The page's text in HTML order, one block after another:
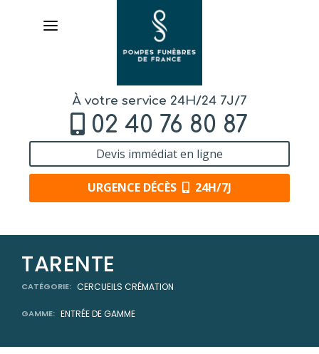
À votre service 24H/24 7J/7
02 40 76 80 87
Devis immédiat en ligne
URGENCE DÉCÈS 24H/7J
DES OBSÈQUES
PRÉVOIR
TARENTE
CATÉGORIE: CERCUEILS CRÉMATION
GAMME: ENTRÉE DE GAMME